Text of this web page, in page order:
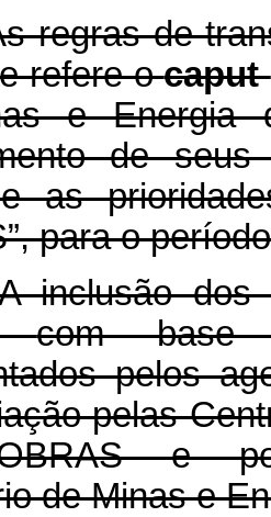
regras de
refere ocaput
e Energia
de
as
para o
inclusão
com base
pelos
pelas
e
de Minas e